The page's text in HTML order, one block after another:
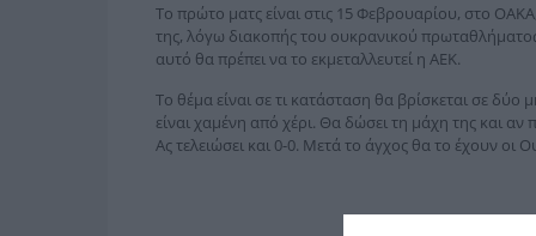
Το πρώτο ματς είναι στις 15 Φεβρουαρίου, στο
της, λόγω διακοπής του ουκρανικού
αυτό θα πρέπει να το εκμεταλλευτεί η ΑΕΚ.
Το θέμα είναι σε τι κατάσταση θα βρίσκεται σε δύο
είναι χαμένη από χέρι. Θα δώσει τη μάχη της και
Ας τελειώσει και 0-0. Μετά το άγχος θα το έχουν οι